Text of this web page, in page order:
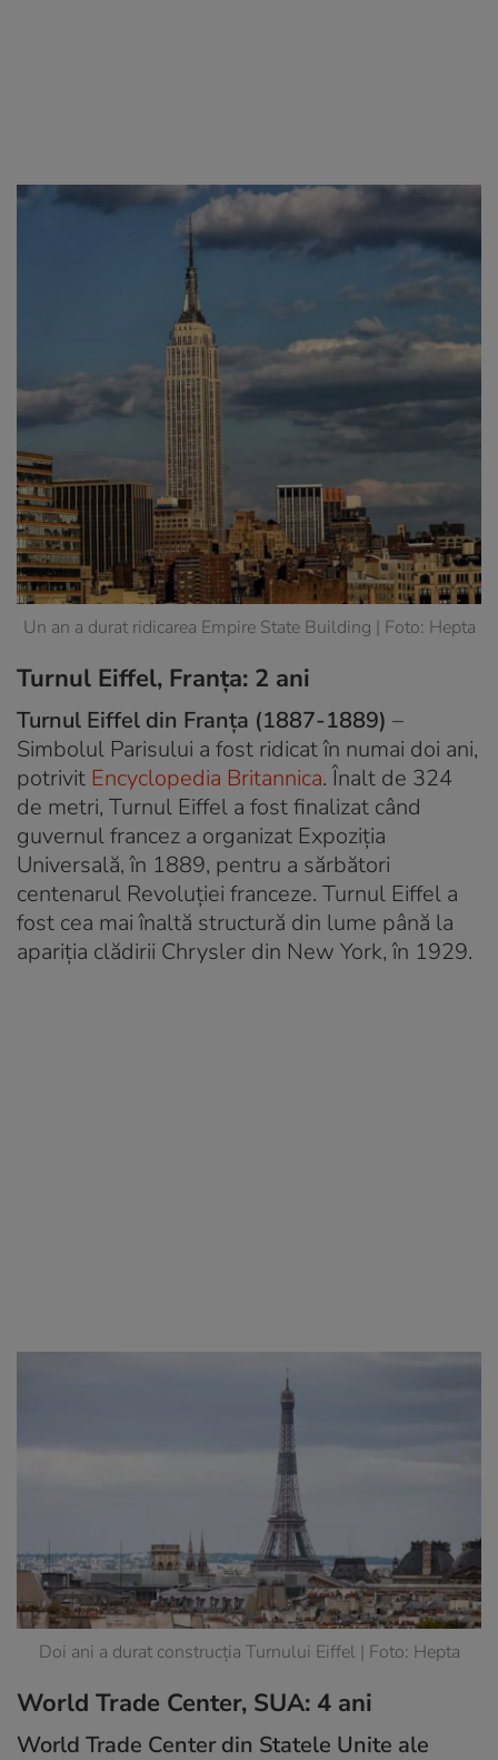
Un an a durat ridicarea Empire State Building | Foto: Hepta
Turnul Eiffel, Franța: 2 ani
Turnul Eiffel din Franța (1887-1889) –
Simbolul Parisului a fost ridicat în numai doi ani,
potrivit Encyclopedia Britannica. Înalt de 324
de metri, Turnul Eiffel a fost finalizat când
guvernul francez a organizat Expoziția
Universală, în 1889, pentru a sărbători
centenarul Revoluției franceze. Turnul Eiffel a
fost cea mai înaltă structură din lume până la
apariția clădirii Chrysler din New York, în 1929.
Doi ani a durat construcția Turnului Eiffel | Foto: Hepta
World Trade Center, SUA: 4 ani
World Trade Center din Statele Unite ale